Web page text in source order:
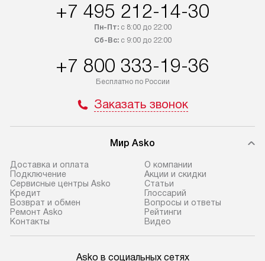
+7 495 212-14-30
Пн-Пт:с 8:00 до 22:00
Сб-Вс:с 9:00 до 22:00
+7 800 333-19-36
Бесплатно по России
Заказать звонок
Мир Asko
Доставка и оплата
Подключение
Сервисные центры Asko
Кредит
Возврат и обмен
Ремонт Asko
Контакты
О компании
Акции и скидки
Статьи
Глоссарий
Вопросы и ответы
Рейтинги
Видео
Asko в социальных сетях